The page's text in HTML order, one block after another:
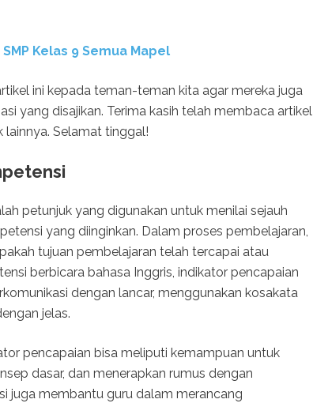
SMP Kelas 9 Semua Mapel
ini kepada teman-teman kita agar mereka juga
yang disajikan. Terima kasih telah membaca artikel
lainnya. Selamat tinggal!
petunjuk yang digunakan untuk menilai sejauh
yang diinginkan. Dalam proses pembelajaran,
tujuan pembelajaran telah tercapai atau
berbicara bahasa Inggris, indikator pencapaian
dengan lancar, menggunakan kosakata
jelas.
pencapaian bisa meliputi kemampuan untuk
dasar, dan menerapkan rumus dengan
juga membantu guru dalam merancang